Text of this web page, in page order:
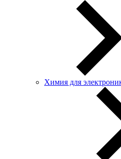
Химия для